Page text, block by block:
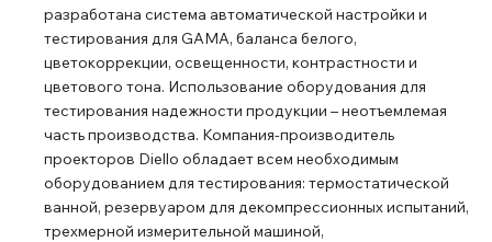
разработана система автоматической настройки и
тестирования для GAMA, баланса белого,
цветокоррекции, освещенности, контрастности и
цветового тона. Использование оборудования для
тестирования надежности продукции – неотъемлемая
часть производства. Компания-производитель
проекторов Diello обладает всем необходимым
оборудованием для тестирования: термостатической
ванной, резервуаром для декомпрессионных испытаний,
трехмерной измерительной машиной,